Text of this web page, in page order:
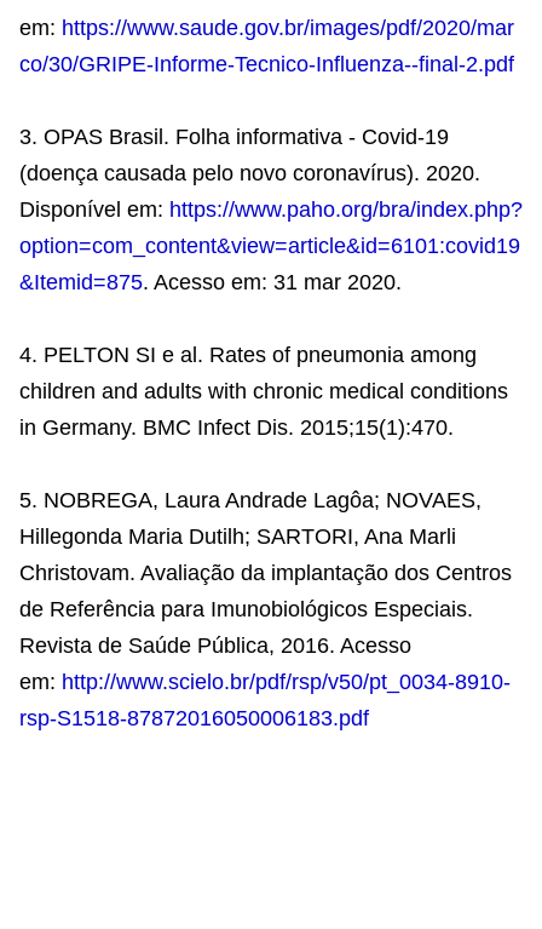
em: https://www.saude.gov.br/images/pdf/2020/mar
co/30/GRIPE-Informe-Tecnico-Influenza--final-2.pdf
3. OPAS Brasil. Folha informativa - Covid-19
(doença causada pelo novo coronavírus). 2020.
Disponível em: https://www.paho.org/bra/index.php?
option=com_content&view=article&id=6101:covid19
&Itemid=875. Acesso em: 31 mar 2020.
4. PELTON SI e al. Rates of pneumonia among
children and adults with chronic medical conditions
in Germany. BMC Infect Dis. 2015;15(1):470.
5. NOBREGA, Laura Andrade Lagôa; NOVAES,
Hillegonda Maria Dutilh; SARTORI, Ana Marli
Christovam. Avaliação da implantação dos Centros
de Referência para Imunobiológicos Especiais.
Revista de Saúde Pública, 2016. Acesso
em: http://www.scielo.br/pdf/rsp/v50/pt_0034-8910-
rsp-S1518-87872016050006183.pdf